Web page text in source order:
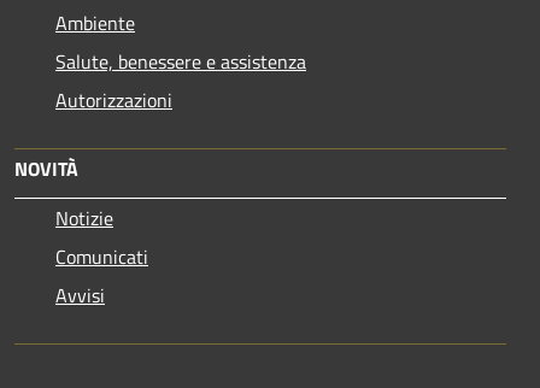
Ambiente
Salute, benessere e assistenza
Autorizzazioni
NOVITÀ
Notizie
Comunicati
Avvisi